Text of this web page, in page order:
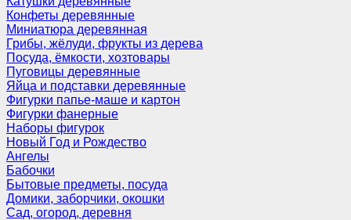
Конфеты деревянные
Миниатюра деревянная
Грибы, жёлуди, фрукты из дерева
Посуда, ёмкости, хозтовары
Пуговицы деревянные
Яйца и подставки деревянные
Фигурки папье-маше и картон
Фигурки фанерные
Наборы фигурок
Новый Год и Рождество
Ангелы
Бабочки
Бытовые предметы, посуда
Домики, заборчики, окошки
Сад, огород, деревня